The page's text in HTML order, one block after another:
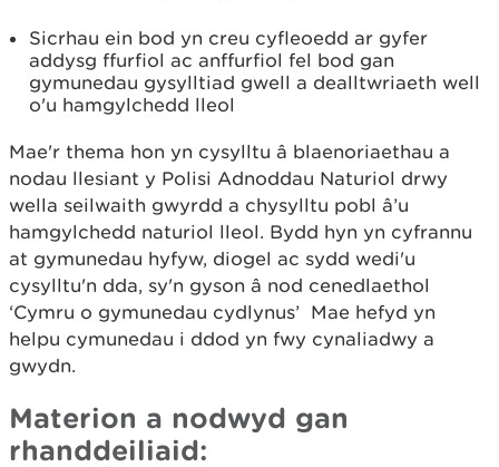
Sicrhau ein bod yn creu cyfleoedd ar gyfer
addysg ffurfiol ac anffurfiol fel bod gan
gymunedau gysylltiad gwell a dealltwriaeth well
o'u hamgylchedd lleol
Mae'r thema hon yn cysylltu â blaenoriaethau a
nodau llesiant y Polisi Adnoddau Naturiol drwy
wella seilwaith gwyrdd a chysylltu pobl â’u
hamgylchedd naturiol lleol. Bydd hyn yn cyfrannu
at gymunedau hyfyw, diogel ac sydd wedi'u
cysylltu'n dda, sy'n gyson â nod cenedlaethol
‘Cymru o gymunedau cydlynus’ Mae hefyd yn
helpu cymunedau i ddod yn fwy cynaliadwy a
gwydn.
Materion a nodwyd gan
rhanddeiliaid: